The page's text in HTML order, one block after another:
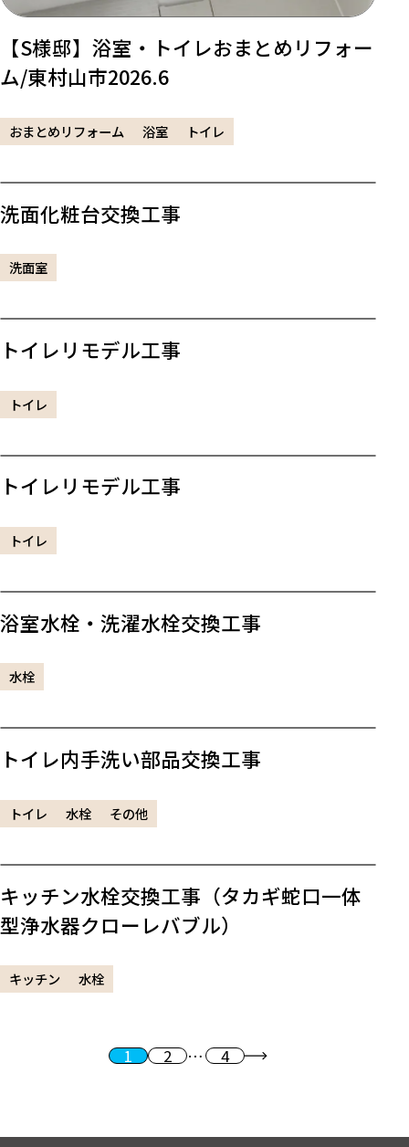
【S様邸】浴室・トイレおまとめリフォー
ム/東村山市2026.6
おまとめリフォーム 浴室 トイレ
洗面化粧台交換工事
洗面室
トイレリモデル工事
トイレ
トイレリモデル工事
トイレ
浴室水栓・洗濯水栓交換工事
水栓
トイレ内手洗い部品交換工事
トイレ 水栓 その他
キッチン水栓交換工事（タカギ蛇口一体
型浄水器クローレバブル）
キッチン 水栓
投稿のページ送り1 2 … 4 次へ